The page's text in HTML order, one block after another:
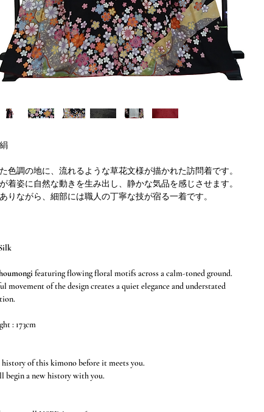
色調の地に、流れるような草花文様が描かれた訪問着です。
着姿に自然な動きを生み出し、静かな気品を感じさせます。
りながら、細部には職人の丁寧な技が宿る一着です。
featuring flowing floral motifs across a calm-toned ground.
movement of the design creates a quiet elegance and understated
: 173cm
history of this kimono before it meets you.
begin a new history with you.